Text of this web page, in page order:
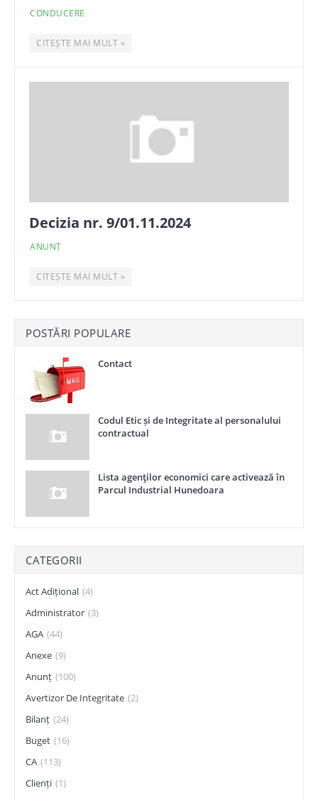
CONDUCERE
CITEȘTE MAI MULT »
Decizia nr. 9/01.11.2024
ANUNȚ
CITEȘTE MAI MULT »
POSTĂRI POPULARE
Contact
Codul Etic și de Integritate al personalului
contractual
Lista agenţilor economici care activează în
Parcul Industrial Hunedoara
CATEGORII
Act Adițional (4)
Administrator (3)
AGA (44)
Anexe (9)
Anunț (100)
Avertizor De Integritate (2)
Bilanț (24)
Buget (16)
CA (113)
Clienți (1)